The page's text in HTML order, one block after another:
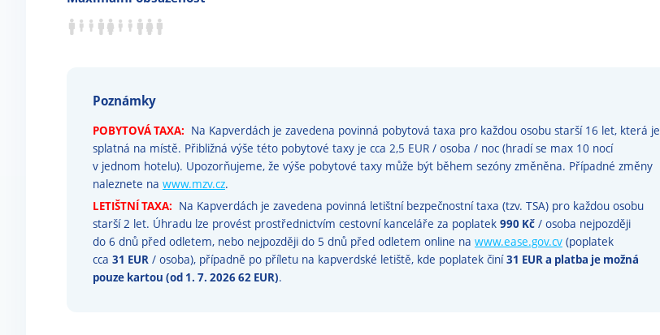
Poznámky
POBYTOVÁ TAXA: Na Kapverdách je zavedena povinná pobytová taxa pro každou osobu starší 16 let, která je
splatná na místě. Přibližná výše této pobytové taxy je cca 2,5 EUR / osoba / noc (hradí se max 10 nocí
v jednom hotelu). Upozorňujeme, že výše pobytové taxy může být během sezóny změněna. Případné změny
naleznete na www.mzv.cz.
LETIŠTNÍ TAXA: Na Kapverdách je zavedena povinná letištní bezpečnostní taxa (tzv. TSA) pro každou osobu
starší 2 let. Úhradu lze provést prostřednictvím cestovní kanceláře za poplatek 990 Kč / osoba nejpozději
do 6 dnů před odletem, nebo nejpozději do 5 dnů před odletem online na www.ease.gov.cv (poplatek
cca 31 EUR / osoba), případně po příletu na kapverdské letiště, kde poplatek činí31 EUR a platba je možná
pouze kartou (od 1. 7. 2026 62 EUR).